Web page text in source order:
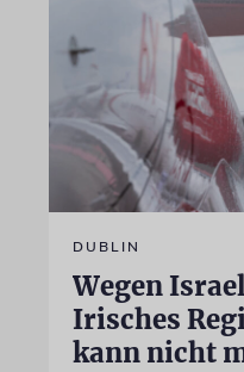
DUBLIN
Wegen
Irisches
kann nicht